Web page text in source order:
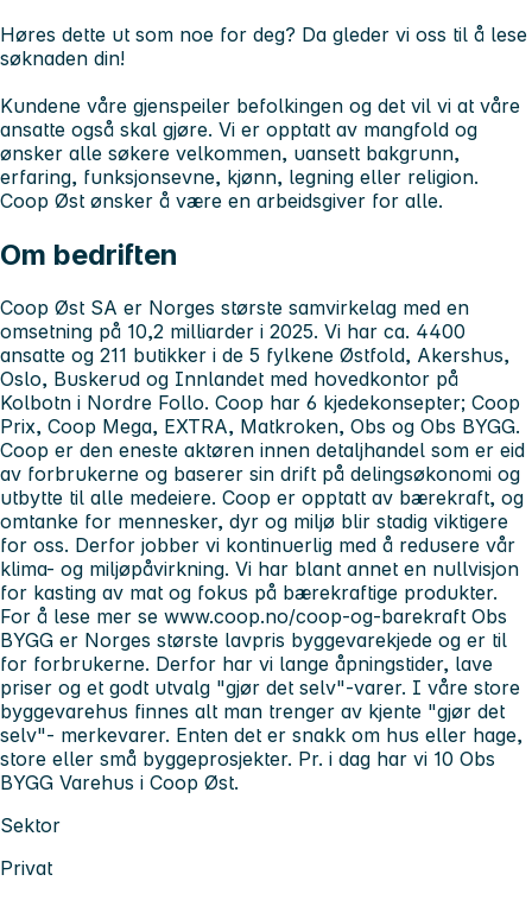
Høres dette ut som noe for deg? Da gleder vi oss til å lese
søknaden din!
Kundene våre gjenspeiler befolkingen og det vil vi at våre
ansatte også skal gjøre. Vi er opptatt av mangfold og
ønsker alle søkere velkommen, uansett bakgrunn,
erfaring, funksjonsevne, kjønn, legning eller religion.
Coop Øst ønsker å være en arbeidsgiver for alle.
Om bedriften
Coop Øst SA er Norges største samvirkelag med en
omsetning på 10,2 milliarder i 2025. Vi har ca. 4400
ansatte og 211 butikker i de 5 fylkene Østfold, Akershus,
Oslo, Buskerud og Innlandet med hovedkontor på
Kolbotn i Nordre Follo. Coop har 6 kjedekonsepter; Coop
Prix, Coop Mega, EXTRA, Matkroken, Obs og Obs BYGG.
Coop er den eneste aktøren innen detaljhandel som er eid
av forbrukerne og baserer sin drift på delingsøkonomi og
utbytte til alle medeiere. Coop er opptatt av bærekraft, og
omtanke for mennesker, dyr og miljø blir stadig viktigere
for oss. Derfor jobber vi kontinuerlig med å redusere vår
klima- og miljøpåvirkning. Vi har blant annet en nullvisjon
for kasting av mat og fokus på bærekraftige produkter.
For å lese mer se www.coop.no/coop-og-barekraft Obs
BYGG er Norges største lavpris byggevarekjede og er til
for forbrukerne. Derfor har vi lange åpningstider, lave
priser og et godt utvalg "gjør det selv"-varer. I våre store
byggevarehus finnes alt man trenger av kjente "gjør det
selv"- merkevarer. Enten det er snakk om hus eller hage,
store eller små byggeprosjekter. Pr. i dag har vi 10 Obs
BYGG Varehus i Coop Øst.
Sektor
Privat